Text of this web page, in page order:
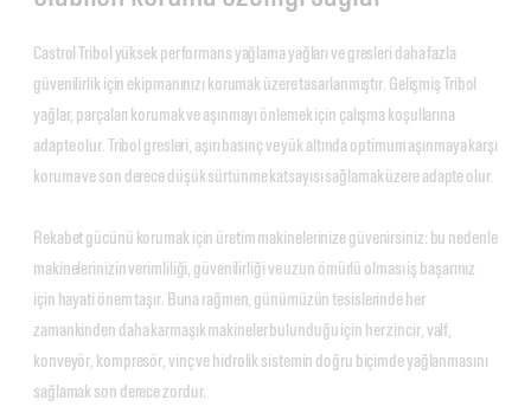
Castrol Tribol yüksek performans yağlama yağları ve gresleri daha fazla
güvenilirlik için ekipmanınızı korumak üzere tasarlanmıştır. Gelişmiş Tribol
yağlar, parçaları korumak ve aşınmayı önlemek için çalışma koşullarına
adapte olur. Tribol gresleri, aşırı basınç ve yük altında optimum aşınmaya karşı
koruma ve son derece düşük sürtünme katsayısı sağlamak üzere adapte olur.
Rekabet gücünü korumak için üretim makinelerinize güvenirsiniz: bu nedenle
makinelerinizin verimliliği, güvenilirliği ve uzun ömürlü olması iş başarınız
için hayati önem taşır. Buna rağmen, günümüzün tesislerinde her
zamankinden daha karmaşık makineler bulunduğu için her zincir, valf,
konveyör, kompresör, vinç ve hidrolik sistemin doğru biçimde yağlanmasını
sağlamak son derece zordur.